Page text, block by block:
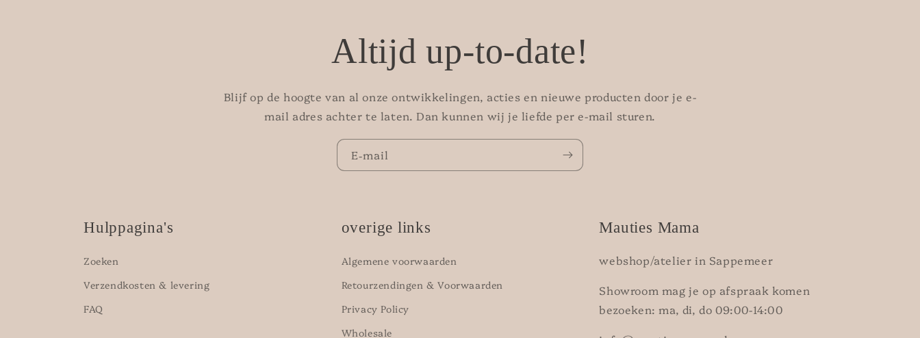
Altijd up-to-date!
Blijf op de hoogte van al onze ontwikkelingen, acties en nieuwe producten door je e-
mail adres achter te laten. Dan kunnen wij je liefde per e-mail sturen.
E‑mail
Hulppagina's
Zoeken
Verzendkosten & levering
FAQ
overige links
Algemene voorwaarden
Retourzendingen & Voorwaarden
Privacy Policy
Wholesale
Mauties Mama
webshop/atelier in Sappemeer
Showroom mag je op afspraak komen
bezoeken: ma, di, do 09:00-14:00